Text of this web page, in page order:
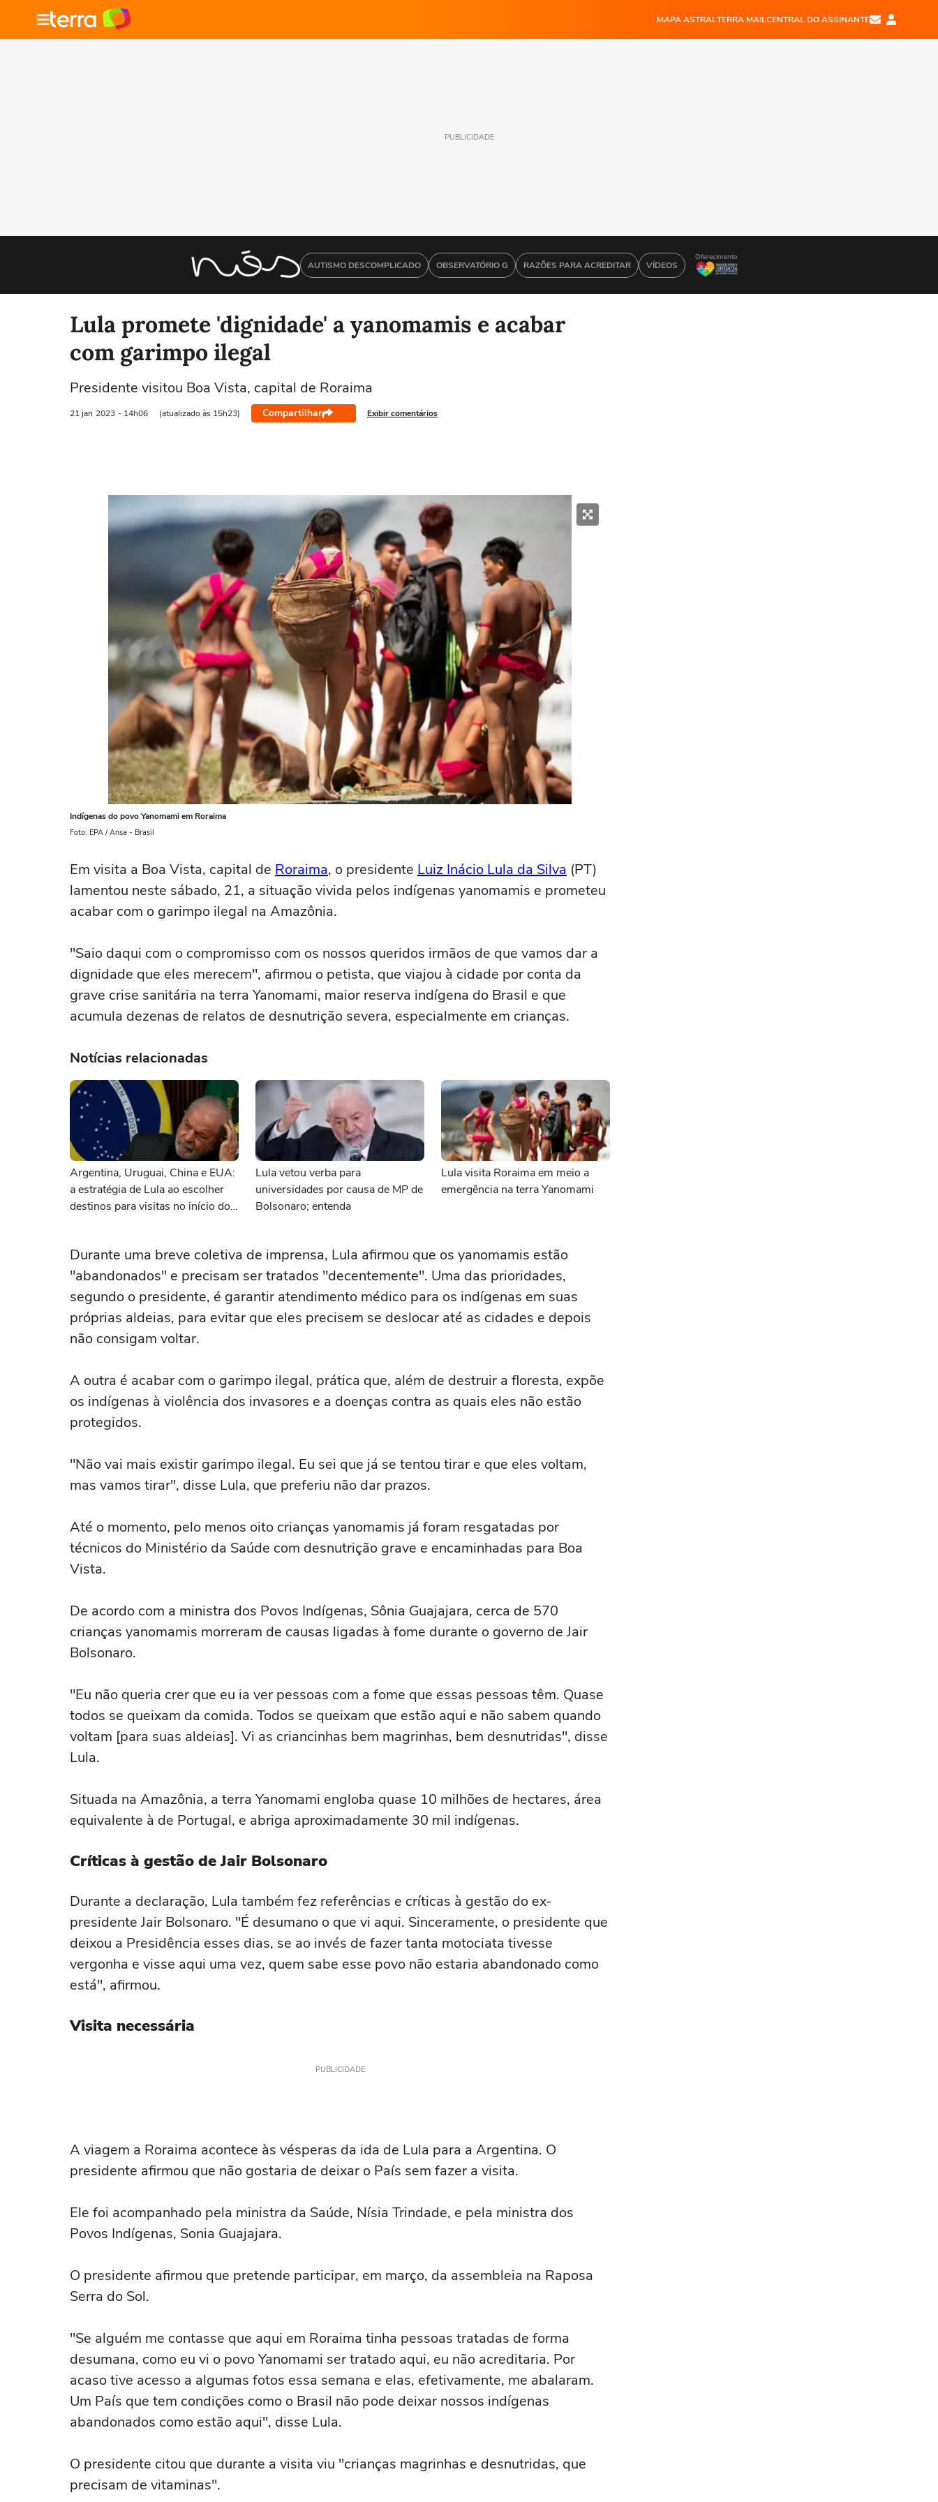
MAPA ASTRALTERRA MAILCENTRAL DO ASSINANTE
PUBLICIDADE
AUTISMO DESCOMPLICADO OBSERVATÓRIO G RAZÕES PARA ACREDITAR VÍDEOS
Oferecimento
Lula promete 'dignidade' a yanomamis e acabar
com garimpo ilegal
Presidente visitou Boa Vista, capital de Roraima
21 jan 2023 - 14h06 (atualizado às 15h23) Compartilhar Exibir comentários
Indígenas do povo Yanomami em Roraima
Foto: EPA / Ansa - Brasil
Em visita a Boa Vista, capital de Roraima, o presidente Luiz Inácio Lula da Silva (PT)
lamentou neste sábado, 21, a situação vivida pelos indígenas yanomamis e prometeu
acabar com o garimpo ilegal na Amazônia.
"Saio daqui com o compromisso com os nossos queridos irmãos de que vamos dar a
dignidade que eles merecem", afirmou o petista, que viajou à cidade por conta da
grave crise sanitária na terra Yanomami, maior reserva indígena do Brasil e que
acumula dezenas de relatos de desnutrição severa, especialmente em crianças.
Notícias relacionadas
Argentina, Uruguai, China e EUA:
a estratégia de Lula ao escolher
destinos para visitas no início do
Lula vetou verba para
universidades por causa de MP de
Bolsonaro; entenda
Lula visita Roraima em meio a
emergência na terra Yanomami
Durante uma breve coletiva de imprensa, Lula afirmou que os yanomamis estão
"abandonados" e precisam ser tratados "decentemente". Uma das prioridades,
segundo o presidente, é garantir atendimento médico para os indígenas em suas
próprias aldeias, para evitar que eles precisem se deslocar até as cidades e depois
não consigam voltar.
A outra é acabar com o garimpo ilegal, prática que, além de destruir a floresta, expõe
os indígenas à violência dos invasores e a doenças contra as quais eles não estão
protegidos.
"Não vai mais existir garimpo ilegal. Eu sei que já se tentou tirar e que eles voltam,
mas vamos tirar", disse Lula, que preferiu não dar prazos.
Até o momento, pelo menos oito crianças yanomamis já foram resgatadas por
técnicos do Ministério da Saúde com desnutrição grave e encaminhadas para Boa
Vista.
De acordo com a ministra dos Povos Indígenas, Sônia Guajajara, cerca de 570
crianças yanomamis morreram de causas ligadas à fome durante o governo de Jair
Bolsonaro.
"Eu não queria crer que eu ia ver pessoas com a fome que essas pessoas têm. Quase
todos se queixam da comida. Todos se queixam que estão aqui e não sabem quando
voltam [para suas aldeias]. Vi as criancinhas bem magrinhas, bem desnutridas", disse
Lula.
Situada na Amazônia, a terra Yanomami engloba quase 10 milhões de hectares, área
equivalente à de Portugal, e abriga aproximadamente 30 mil indígenas.
Críticas à gestão de Jair Bolsonaro
Durante a declaração, Lula também fez referências e críticas à gestão do ex-
presidente Jair Bolsonaro. "É desumano o que vi aqui. Sinceramente, o presidente que
deixou a Presidência esses dias, se ao invés de fazer tanta motociata tivesse
vergonha e visse aqui uma vez, quem sabe esse povo não estaria abandonado como
está", afirmou.
Visita necessária
PUBLICIDADE
A viagem a Roraima acontece às vésperas da ida de Lula para a Argentina. O
presidente afirmou que não gostaria de deixar o País sem fazer a visita.
Ele foi acompanhado pela ministra da Saúde, Nísia Trindade, e pela ministra dos
Povos Indígenas, Sonia Guajajara.
O presidente afirmou que pretende participar, em março, da assembleia na Raposa
Serra do Sol.
"Se alguém me contasse que aqui em Roraima tinha pessoas tratadas de forma
desumana, como eu vi o povo Yanomami ser tratado aqui, eu não acreditaria. Por
acaso tive acesso a algumas fotos essa semana e elas, efetivamente, me abalaram.
Um País que tem condições como o Brasil não pode deixar nossos indígenas
abandonados como estão aqui", disse Lula.
O presidente citou que durante a visita viu "crianças magrinhas e desnutridas, que
precisam de vitaminas".